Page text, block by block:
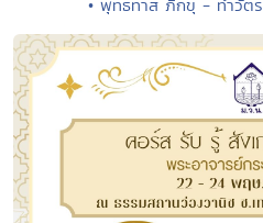
• พุทธทาส ภิกขุ - ทำวัต